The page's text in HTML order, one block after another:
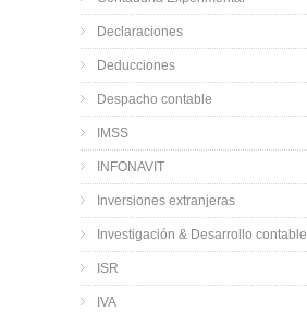
Declaraciones
Deducciones
Despacho contable
IMSS
INFONAVIT
Inversiones extranjeras
Investigación & Desarrollo contable
ISR
IVA